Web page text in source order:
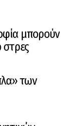
μπορούν
στρες
των